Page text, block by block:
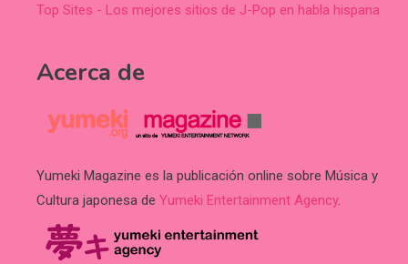
Top Sites - Los mejores sitios de J-Pop en habla hispana
Acerca de
Yumeki Magazine es la publicación online sobre Música y
Cultura japonesa de Yumeki Entertainment Agency.